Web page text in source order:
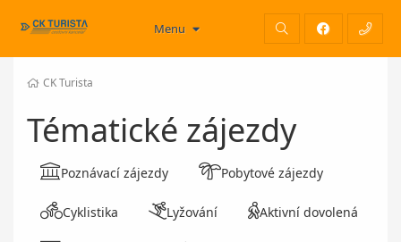
Menu
CK Turista
Tématické zájezdy
Poznávací zájezdy Pobytové zájezdy
Cyklistika Lyžování Aktivní dovolená